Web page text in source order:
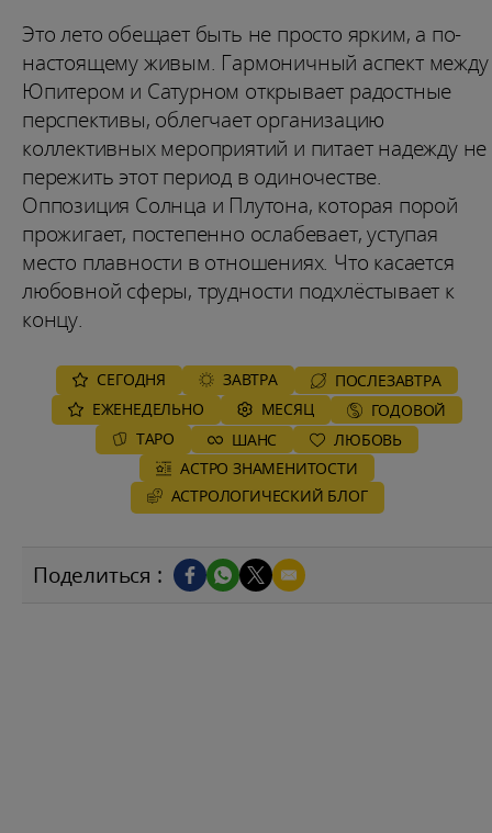
Это лето обещает быть не просто ярким, а по-
настоящему живым. Гармоничный аспект между
Юпитером и Сатурном открывает радостные
перспективы, облегчает организацию
коллективных мероприятий и питает надежду не
пережить этот период в одиночестве.
Оппозиция Солнца и Плутона, которая порой
прожигает, постепенно ослабевает, уступая
место плавности в отношениях. Что касается
любовной сферы, трудности подхлёстывает к
концу.
СЕГОДНЯ ЗАВТРА
ПОСЛЕЗАВТРА
ЕЖЕНЕДЕЛЬНО
MЕСЯЦ
ГОДОВОЙ
ТАРО
ШАНС
ЛЮБОВЬ
АСТРО ЗНАМЕНИТОСТИ
AСТРОЛОГИЧЕСКИЙ БЛОГ
Поделиться :